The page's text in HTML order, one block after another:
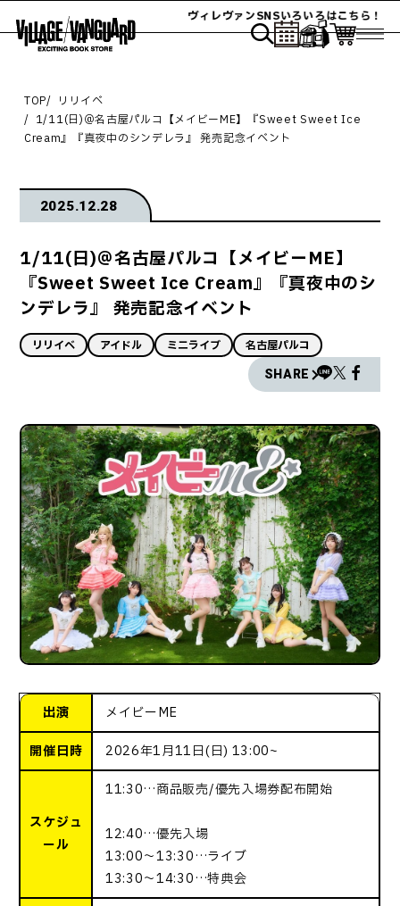
ヴィレヴァンSNSいろいろはこちら！
TOP
リリイベ
1/11(日)＠名古屋パルコ【メイビーME】『Sweet Sweet Ice
Cream』『真夜中のシンデレラ』 発売記念イベント
2025.12.28
1/11(日)＠名古屋パルコ【メイビーME】
『Sweet Sweet Ice Cream』『真夜中のシ
ンデレラ』 発売記念イベント
リリイベ アイドル ミニライブ 名古屋パルコ
SHARE
出演 メイビーME
開催日時 2026年1月11日(日) 13:00~
スケジュ
ール
11:30…商品販売/優先入場券配布開始
12:40…優先入場
13:00〜13:30…ライブ
13:30〜14:30…特典会